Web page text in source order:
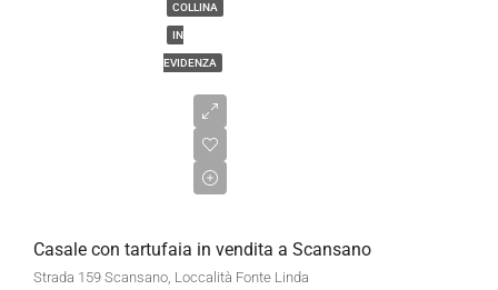
COLLINA
IN
EVIDENZA
Casale con tartufaia in vendita a Scansano
Strada 159 Scansano, Loccalità Fonte Linda